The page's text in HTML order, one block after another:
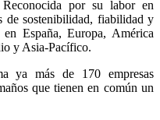
por su labor en
sostenibilidad, fiabilidad y
España, Europa, América
y Asia-Pacífico.
ya más de 170 empresas
que tienen en común un